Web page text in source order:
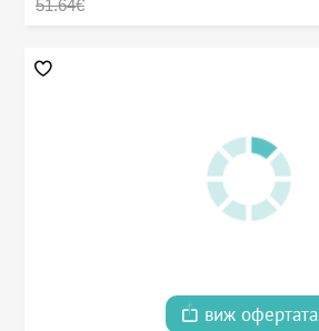
51.64€
виж офертата